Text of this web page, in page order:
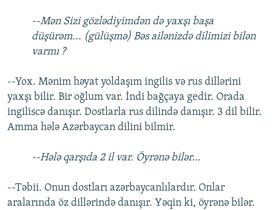
--Mən Sizi gözlədiyimdən də yaxşı başa
düşürəm... (gülüşmə) Bəs ailənizdə dilimizi bilən
varmı ?
--Yox. Mənim həyat yoldaşım ingilis və rus dillərini
yaxşı bilir. Bir oğlum var. İndi bağçaya gedir. Orada
ingiliscə danışır. Dostlarla rus dilində danışır. 3 dil bilir.
Amma hələ Azərbaycan dilini bilmir.
--Hələ qarşıda 2 il var. Öyrənə bilər…
--Təbii. Onun dostları azərbaycanlılardır. Onlar
aralarında öz dillərində danışır. Yəqin ki, öyrənə bilər.